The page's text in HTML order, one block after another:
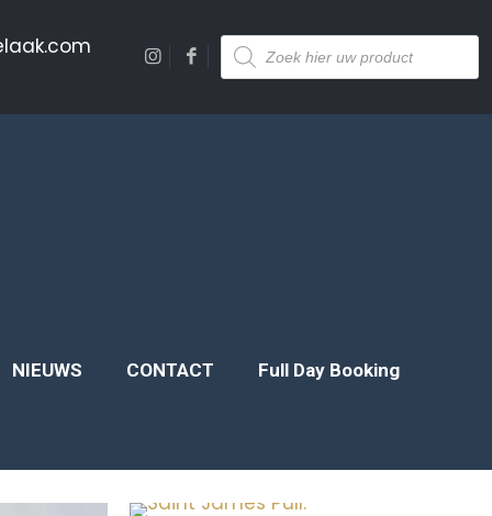
Producten
zoeken
NIEUWS CONTACT Full Day Booking